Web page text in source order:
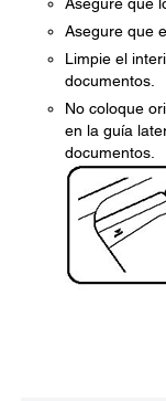
Asegure que
Limpie el
documentos.
No coloque
en la guía
documentos.